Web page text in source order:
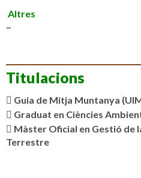
Altres
–
Titulacions
Guia de Mitja Muntanya
Graduat en Ciències
Màster Oficial en Gestió de
Terrestre